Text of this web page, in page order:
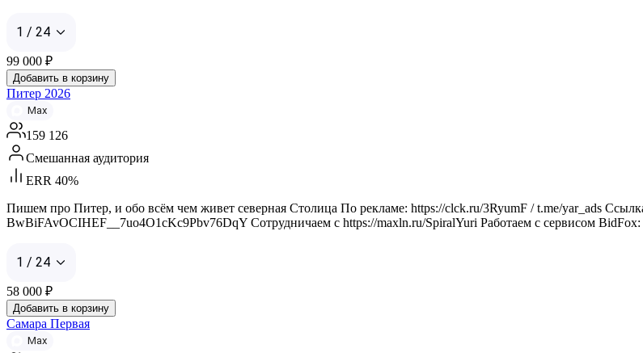
1 / 24
99 000 ₽
Добавить в корзину
Питер 2026
Max
159 126
Смешанная аудитория
ERR 40%
Пишем про Питер, и обо всём чем живет северная Столица По рекламе: https://clck.ru/3RyumF / t.me/yar_ads
BwBiFAvOCIHEF__7uo4O1cKc9Pbv76DqY Сотрудничаем с https://maxln.ru/SpiralYuri Работаем с сервисом
1 / 24
58 000 ₽
Добавить в корзину
Самара Первая
Max